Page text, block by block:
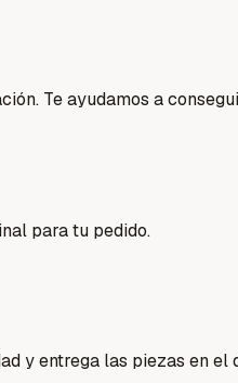
Te ayudamos a
para tu pedido.
y entrega las piezas en el